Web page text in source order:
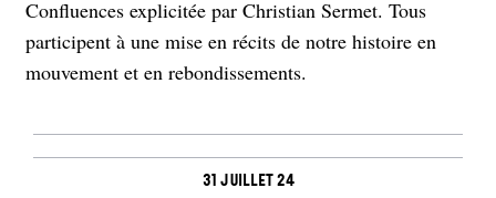
Confluences explicitée par Christian Sermet. Tous
participent à une mise en récits de notre histoire en
mouvement et en rebondissements.
31 juillet 24